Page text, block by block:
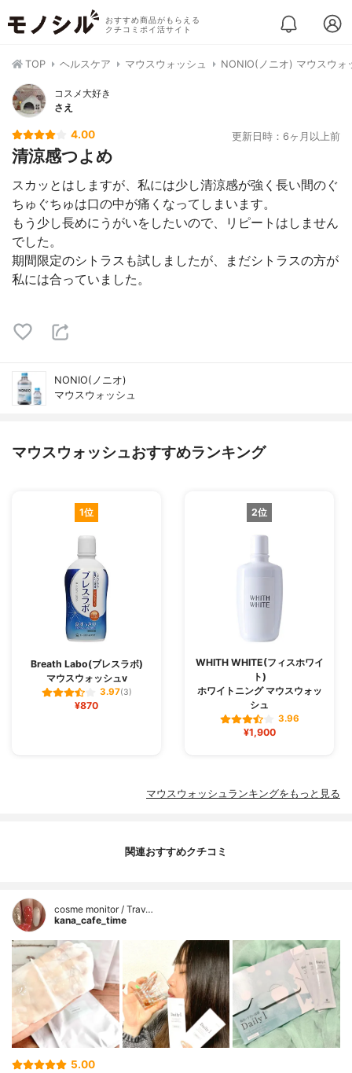
おすすめ商品がもらえる
クチコミポイ活サイト
TOP ヘルスケア マウスウォッシュ NONIO(ノニオ) マウスウォ
コスメ大好き
さえ
4.00 更新日時：6ヶ月以上前
清涼感つよめ
スカッとはしますが、私には少し清涼感が強く長い間のぐ
ちゅぐちゅは口の中が痛くなってしまいます。
もう少し長めにうがいをしたいので、リピートはしません
でした。
期間限定のシトラスも試しましたが、まだシトラスの方が
私には合っていました。
NONIO(ノニオ)
マウスウォッシュ
マウスウォッシュおすすめランキング
1位
Breath Labo(ブレスラボ)
マウスウォッシュv
3.97(3)
¥870
2位
WHITH WHITE(フィスホワイ
ト)
ホワイトニング マウスウォッ
シュ
3.96
¥1,900
マウスウォッシュランキングをもっと見る
関連おすすめクチコミ
cosme monitor / Trav…
kana_cafe_time
5.00